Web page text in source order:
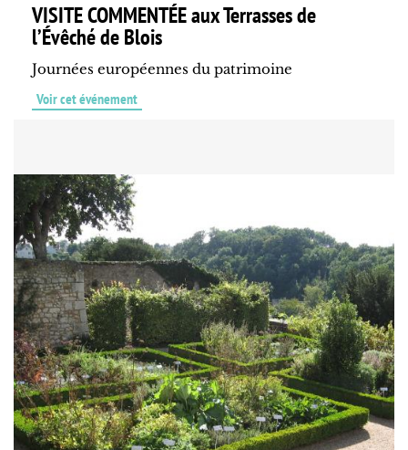
VISITE COMMENTÉE aux Terrasses de
l’Évêché de Blois
Journées européennes du patrimoine
Voir cet événement